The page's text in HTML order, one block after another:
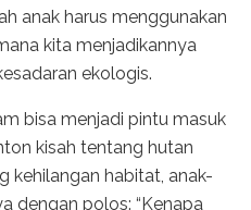
anak harus menggunakan
kita menjadikannya
ekologis.
bisa menjadi pintu masuk
kisah tentang hutan
kehilangan habitat, anak-
dengan polos: “Kenapa